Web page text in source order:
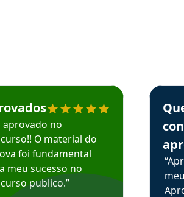
depoimento
Mário recomenda o Aprova Concursos em
aprovado no
O material do
foi fundamental
meu sucesso no
publico.”